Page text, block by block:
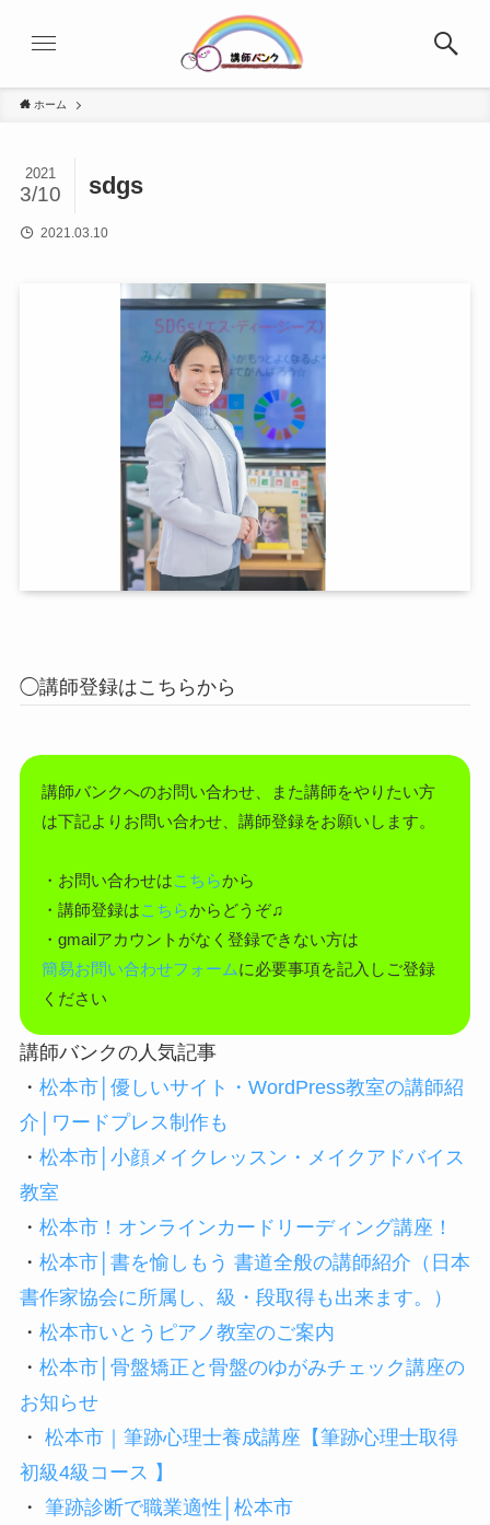
ホーム
sdgs
2021
3/10
2021.03.10
◯講師登録はこちらから
講師バンクへのお問い合わせ、また講師をやりたい方
は下記よりお問い合わせ、講師登録をお願いします。
・お問い合わせはこちらから
・講師登録はこちらからどうぞ♫
・gmailアカウントがなく登録できない方は
簡易お問い合わせフォームに必要事項を記入しご登録
ください
講師バンクの人気記事
・ 松本市│優しいサイト・WordPress教室の講師紹
介│ワードプレス制作も
・ 松本市│小顔メイクレッスン・メイクアドバイス
教室
・ 松本市！オンラインカードリーディング講座！
・ 松本市│書を愉しもう 書道全般の講師紹介（日本
書作家協会に所属し、級・段取得も出来ます。）
・ 松本市いとうピアノ教室のご案内
・ 松本市│骨盤矯正と骨盤のゆがみチェック講座の
お知らせ
・ 松本市｜筆跡心理士養成講座【筆跡心理士取得
初級4級コース 】
・ 筆跡診断で職業適性│松本市